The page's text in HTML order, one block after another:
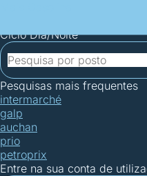
Ciclo Dia/Noite
Pesquisas mais frequentes
intermarché
galp
auchan
prio
petroprix
Entre na sua conta de